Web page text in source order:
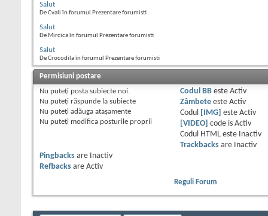
Salut
De Cvali în forumul Prezentare forumisti
Salut
De Mircica în forumul Prezentare forumisti
Salut
De Crocodila în forumul Prezentare forumisti
Permisiuni postare
Nu puteţi posta subiecte noi.
Nu puteţi răspunde la subiecte
Nu puteţi adăuga ataşamente
Nu puteţi modifica posturile proprii
Codul BBeste Activ
Zâmbeteeste Activ
Codul
[IMG] este Activ
[VIDEO]
code is Activ
Codul HTML este
Inactiv
Trackbacksare
Inactiv
Pingbacks are
Inactiv
Refbacks are Activ
Reguli Forum